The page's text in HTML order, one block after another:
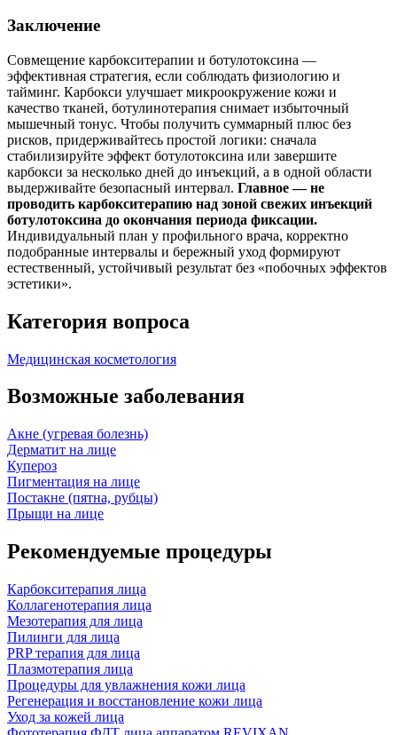
Заключение
Совмещение карбокситерапии и ботулотоксина —
эффективная стратегия, если соблюдать физиологию и
тайминг. Карбокси улучшает микроокружение кожи и
качество тканей, ботулинотерапия снимает избыточный
мышечный тонус. Чтобы получить суммарный плюс без
рисков, придерживайтесь простой логики: сначала
стабилизируйте эффект ботулотоксина или завершите
карбокси за несколько дней до инъекций, а в одной области
выдерживайте безопасный интервал. Главное — не
проводить карбокситерапию над зоной свежих инъекций
ботулотоксина до окончания периода фиксации.
Индивидуальный план у профильного врача, корректно
подобранные интервалы и бережный уход формируют
естественный, устойчивый результат без «побочных эффектов
эстетики».
Категория вопроса
Медицинская косметология
Возможные заболевания
Акне (угревая болезнь)
Дерматит на лице
Купероз
Пигментация на лице
Постакне (пятна, рубцы)
Прыщи на лице
Рекомендуемые процедуры
Карбокситерапия лица
Коллагенотерапия лица
Мезотерапия для лица
Пилинги для лица
PRP терапия для лица
Плазмотерапия лица
Процедуры для увлажнения кожи лица
Регенерация и восстановление кожи лица
Уход за кожей лица